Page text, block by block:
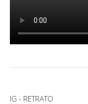
IG - RETRATO